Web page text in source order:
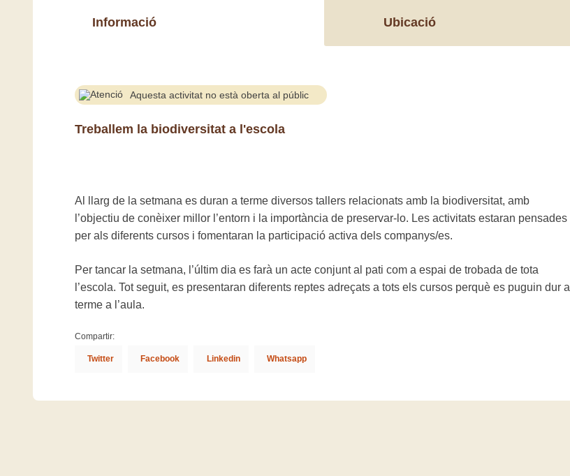
Informació Ubicació
Aquesta activitat no està oberta al públic
Treballem la biodiversitat a l'escola
Al llarg de la setmana es duran a terme diversos tallers relacionats amb la biodiversitat, amb
l’objectiu de conèixer millor l’entorn i la importància de preservar-lo. Les activitats estaran pensades
per als diferents cursos i fomentaran la participació activa dels companys/es.
Per tancar la setmana, l’últim dia es farà un acte conjunt al pati com a espai de trobada de tota
l’escola. Tot seguit, es presentaran diferents reptes adreçats a tots els cursos perquè es puguin dur a
terme a l’aula.
Compartir:
Twitter Facebook Linkedin Whatsapp